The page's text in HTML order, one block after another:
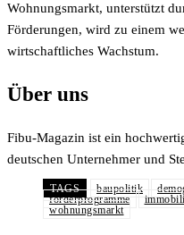
Wohnungsmarkt, unterstützt
Förderungen, wird zu einem
wirtschaftliches Wachstum.
Über uns
Fibu-Magazin ist ein
deutschen Unternehmer und
TAGS baupolitik
förderprogramme
wohnungsmarkt